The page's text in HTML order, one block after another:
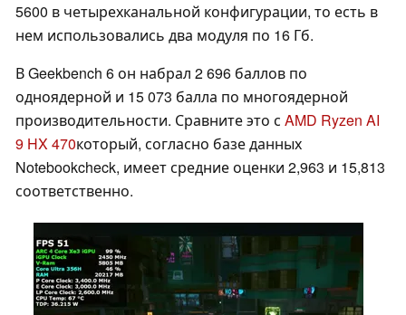
5600 в четырехканальной конфигурации, то есть в
нем использовались два модуля по 16 Гб.
В Geekbench 6 он набрал 2 696 баллов по
одноядерной и 15 073 балла по многоядерной
производительности. Сравните это с AMD Ryzen AI
9 HX 470который, согласно базе данных
Notebookcheck, имеет средние оценки 2,963 и 15,813
соответственно.